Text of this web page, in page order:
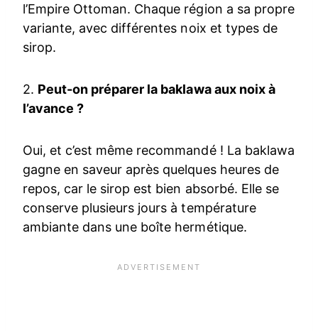
l’Empire Ottoman. Chaque région a sa propre
variante, avec différentes noix et types de
sirop.
2. Peut-on préparer la baklawa aux noix à
l’avance ?
Oui, et c’est même recommandé ! La baklawa
gagne en saveur après quelques heures de
repos, car le sirop est bien absorbé. Elle se
conserve plusieurs jours à température
ambiante dans une boîte hermétique.